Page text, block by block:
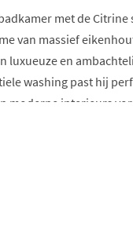
met de Citrine
van massief
luxueuze en
washing past hij
moderne interieurs